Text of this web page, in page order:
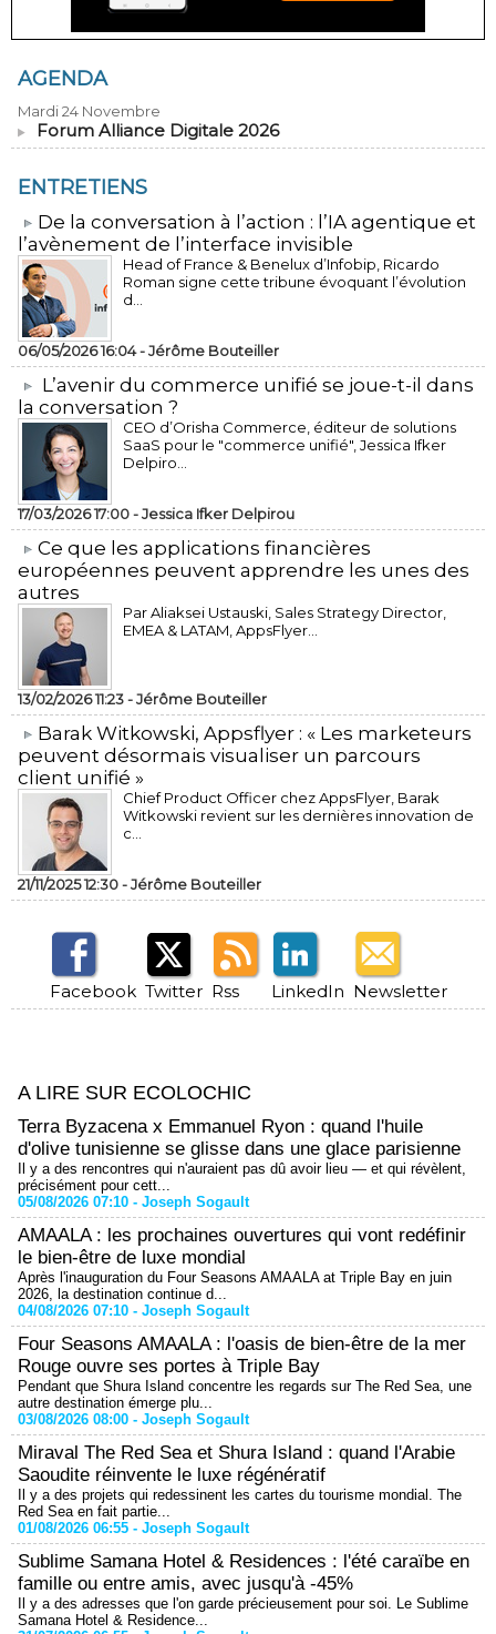
AGENDA
Mardi 24 Novembre
Forum Alliance Digitale 2026
ENTRETIENS
​De la conversation à l’action : l’IA agentique et
l’avènement de l’interface invisible
Head of France & Benelux d’Infobip, Ricardo
Roman signe cette tribune évoquant l’évolution
d...
06/05/2026 16:04 -Jérôme Bouteiller
L’avenir du commerce unifié se joue-t-il dans
la conversation ?
CEO d’Orisha Commerce, éditeur de solutions
SaaS pour le "commerce unifié", Jessica Ifker
Delpiro...
17/03/2026 17:00 -Jessica Ifker Delpirou
​Ce que les applications financières
européennes peuvent apprendre les unes des
autres
Par Aliaksei Ustauski, Sales Strategy Director,
EMEA & LATAM, AppsFlyer...
13/02/2026 11:23 -Jérôme Bouteiller
​Barak Witkowski, Appsflyer : « Les marketeurs
peuvent désormais visualiser un parcours
client unifié »
Chief Product Officer chez AppsFlyer, ​Barak
Witkowski revient sur les dernières innovation de
c...
21/11/2025 12:30 -Jérôme Bouteiller
Facebook Twitter Rss LinkedIn Newsletter
A LIRE SUR ECOLOCHIC
Terra Byzacena x Emmanuel Ryon : quand l'huile
d'olive tunisienne se glisse dans une glace parisienne
Il y a des rencontres qui n'auraient pas dû avoir lieu — et qui révèlent,
précisément pour cett...
05/08/2026 07:10 - Joseph Sogault
AMAALA : les prochaines ouvertures qui vont redéfinir
le bien-être de luxe mondial
Après l'inauguration du Four Seasons AMAALA at Triple Bay en juin
2026, la destination continue d...
04/08/2026 07:10 - Joseph Sogault
Four Seasons AMAALA : l'oasis de bien-être de la mer
Rouge ouvre ses portes à Triple Bay
Pendant que Shura Island concentre les regards sur The Red Sea, une
autre destination émerge plu...
03/08/2026 08:00 - Joseph Sogault
Miraval The Red Sea et Shura Island : quand l'Arabie
Saoudite réinvente le luxe régénératif
Il y a des projets qui redessinent les cartes du tourisme mondial. The
Red Sea en fait partie...
01/08/2026 06:55 - Joseph Sogault
Sublime Samana Hotel & Residences : l'été caraïbe en
famille ou entre amis, avec jusqu'à -45%
Il y a des adresses que l'on garde précieusement pour soi. Le Sublime
Samana Hotel & Residence...